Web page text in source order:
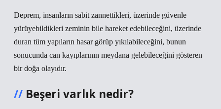
Deprem, insanların sabit zannettikleri, üzerinde güvenle
yürüyebildikleri zeminin bile hareket edebileceğini, üzerinde
duran tüm yapıların hasar görüp yıkılabileceğini, bunun
sonucunda can kayıplarının meydana gelebileceğini gösteren
bir doğa olayıdır.
Beşeri varlık nedir?